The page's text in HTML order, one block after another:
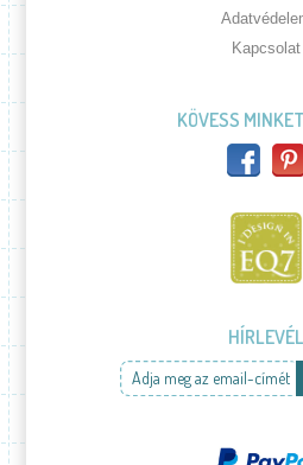
Kapcsolat
KÖVESS
HÍRLEVÉL
Adja meg az email-címét